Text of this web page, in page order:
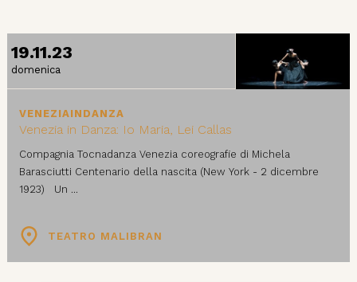
19.11.23
domenica
VENEZIAINDANZA
Venezia in Danza: Io Maria, Lei Callas
Compagnia Tocnadanza Venezia coreografie di Michela
Barasciutti Centenario della nascita (New York - 2 dicembre
1923) Un ...
TEATRO MALIBRAN